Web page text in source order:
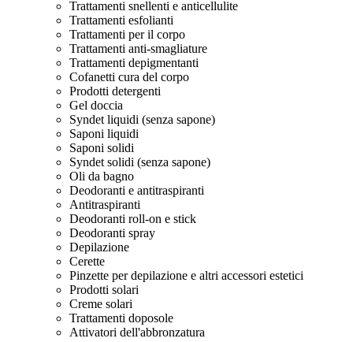
Trattamenti snellenti e anticellulite
Trattamenti esfolianti
Trattamenti per il corpo
Trattamenti anti-smagliature
Trattamenti depigmentanti
Cofanetti cura del corpo
Prodotti detergenti
Gel doccia
Syndet liquidi (senza sapone)
Saponi liquidi
Saponi solidi
Syndet solidi (senza sapone)
Oli da bagno
Deodoranti e antitraspiranti
Antitraspiranti
Deodoranti roll-on e stick
Deodoranti spray
Depilazione
Cerette
Pinzette per depilazione e altri accessori estetici
Prodotti solari
Creme solari
Trattamenti doposole
Attivatori dell'abbronzatura